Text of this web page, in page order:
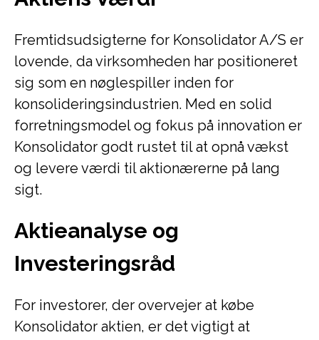
Fremtidsudsigterne for Konsolidator A/S er
lovende, da virksomheden har positioneret
sig som en nøglespiller inden for
konsolideringsindustrien. Med en solid
forretningsmodel og fokus på innovation er
Konsolidator godt rustet til at opnå vækst
og levere værdi til aktionærerne på lang
sigt.
Aktieanalyse og
Investeringsråd
For investorer, der overvejer at købe
Konsolidator aktien, er det vigtigt at